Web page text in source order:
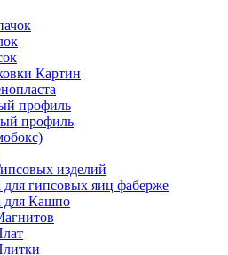
Картин
профиль
профиль
изделий
для гипсовых яиц фаберже
для Кашпо